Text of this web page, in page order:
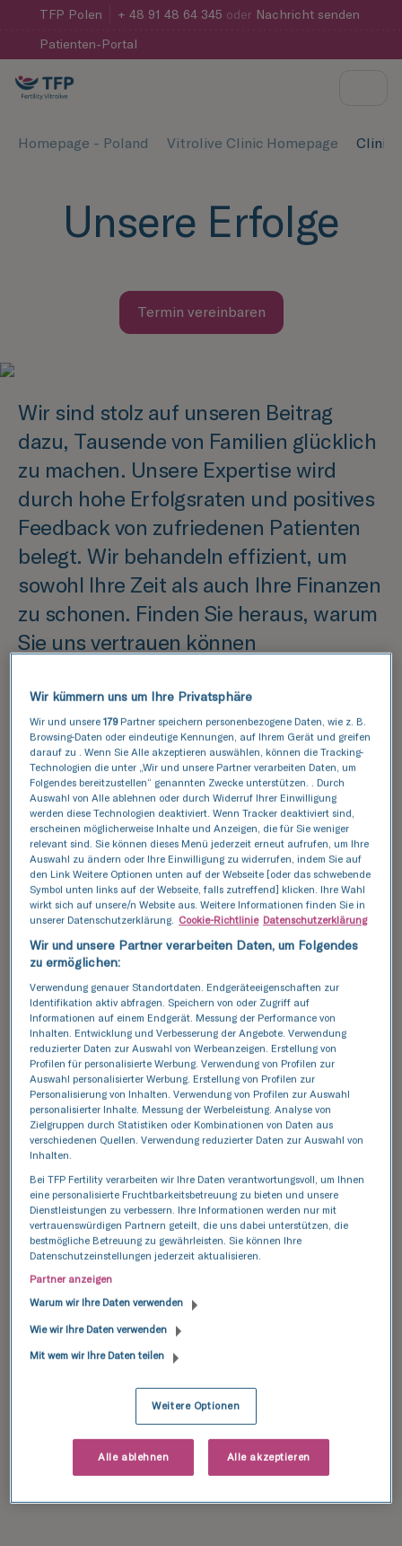
TFP Polen + 48 91 48 64 345 oder Nachricht senden
Patienten-Portal
Homepage - Poland Vitrolive Clinic Homepage
Unsere Erfolge
Termin vereinbaren
Wir sind stolz auf unseren Beitrag
dazu, Tausende von Familien glücklich
zu machen. Unsere Expertise wird
durch hohe Erfolgsraten und positives
Feedback von zufriedenen Patienten
belegt. Wir behandeln effizient, um
sowohl Ihre Zeit als auch Ihre Finanzen
zu schonen. Finden Sie heraus, warum
Sie uns vertrauen können
Hohe Erfolgsquoten
Wenn Sie erfolglos versuchen, ein Kind zu
bekommen, können wir Ihnen helfen. Wir sind ein
zuverlässiger Partner auf dem Gebiet der
Kinderwunschbehandlung. Wir investieren
intensiv in Wissenschaft und Innovationen, die
die Grundlage für unsere Dienstleistungen
bilden. Wir wissen alles über die in den In-vitro-
Labors verwendeten Technologien. Sie können
aufatmen und sich auf sich selbst konzentrieren,
denn Sie sind in guten Händen.
Mehr erfahren
Wir kümmern uns um Ihre Privatsphäre
Wir und unsere179Partner speichern personenbezogene Daten, wie z. B.
Browsing-Daten oder eindeutige Kennungen, auf Ihrem Gerät und greifen
darauf zu . Wenn Sie Alle akzeptieren auswählen, können die Tracking-
Technologien die unter „Wir und unsere Partner verarbeiten Daten, um
Folgendes bereitzustellen“ genannten Zwecke unterstützen. . Durch
Auswahl von Alle ablehnen oder durch Widerruf Ihrer Einwilligung
werden diese Technologien deaktiviert. Wenn Tracker deaktiviert sind,
erscheinen möglicherweise Inhalte und Anzeigen, die für Sie weniger
relevant sind. Sie können dieses Menü jederzeit erneut aufrufen, um Ihre
Auswahl zu ändern oder Ihre Einwilligung zu widerrufen, indem Sie auf
den Link Weitere Optionen unten auf der Webseite [oder das schwebende
Symbol unten links auf der Webseite, falls zutreffend] klicken. Ihre Wahl
wirkt sich auf unsere/n Website aus. Weitere Informationen finden Sie in
unserer Datenschutzerklärung. Cookie-Richtlinie Datenschutzerklärung
Wir und unsere Partner verarbeiten Daten, um Folgendes
zu ermöglichen:
Verwendung genauer Standortdaten. Endgeräteeigenschaften zur
Identifikation aktiv abfragen. Speichern von oder Zugriff auf
Informationen auf einem Endgerät. Messung der Performance von
Inhalten. Entwicklung und Verbesserung der Angebote. Verwendung
reduzierter Daten zur Auswahl von Werbeanzeigen. Erstellung von
Profilen für personalisierte Werbung. Verwendung von Profilen zur
Auswahl personalisierter Werbung. Erstellung von Profilen zur
Personalisierung von Inhalten. Verwendung von Profilen zur Auswahl
personalisierter Inhalte. Messung der Werbeleistung. Analyse von
Zielgruppen durch Statistiken oder Kombinationen von Daten aus
verschiedenen Quellen. Verwendung reduzierter Daten zur Auswahl von
Inhalten.
Bei TFP Fertility verarbeiten wir Ihre Daten verantwortungsvoll, um Ihnen
eine personalisierte Fruchtbarkeitsbetreuung zu bieten und unsere
Dienstleistungen zu verbessern. Ihre Informationen werden nur mit
vertrauenswürdigen Partnern geteilt, die uns dabei unterstützen, die
bestmögliche Betreuung zu gewährleisten. Sie können Ihre
Datenschutzeinstellungen jederzeit aktualisieren.
Partner anzeigen
Warum wir Ihre Daten verwenden
Wie wir Ihre Daten verwenden
Mit wem wir Ihre Daten teilen
Weitere Optionen
Alle ablehnen Alle akzeptieren